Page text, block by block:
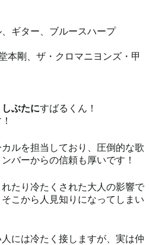
ギター、ブルースハープ
本剛、ザ・クロマニヨンズ・甲
しぶたにすばるくん！
ルを担当しており、圧倒的な歌
バーからの信頼も厚いです！
たり冷たくされた大人の影響で
こから人見知りになってしまい
には冷たく接しますが、実は仲